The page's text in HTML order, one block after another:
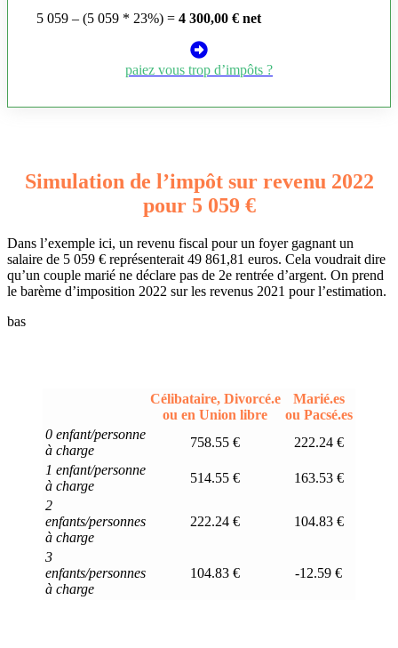
5 059 – (5 059 * 23%) = 4 300,00 € net
paiez vous trop d’impôts ?
Simulation de l’impôt sur revenu 2022
pour 5 059 €
Dans l’exemple ici, un revenu fiscal pour un foyer gagnant un
salaire de 5 059 € représenterait 49 861,81 euros. Cela voudrait dire
qu’un couple marié ne déclare pas de 2e rentrée d’argent. On prend
le barème d’imposition 2022 sur les revenus 2021 pour l’estimation.
bas
Célibataire, Divorcé.e
ou en Union libre
Marié.es
ou Pacsé.es
0 enfant/personne
à charge
758.55 €
222.24 €
1 enfant/personne
à charge
514.55 €
163.53 €
2
enfants/personnes
à charge
222.24 € 104.83 €
3
enfants/personnes
à charge
104.83 € -12.59 €